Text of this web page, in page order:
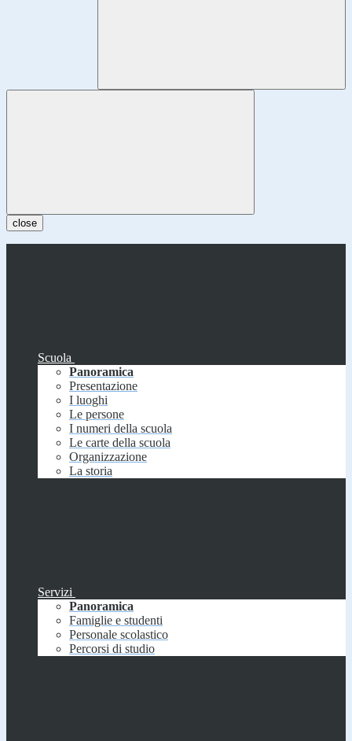
close
Scuola
Panoramica
Presentazione
I luoghi
Le persone
I numeri della scuola
Le carte della scuola
Organizzazione
La storia
Servizi
Panoramica
Famiglie e studenti
Personale scolastico
Percorsi di studio